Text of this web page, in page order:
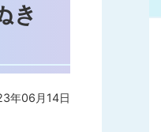
き
年06月14日